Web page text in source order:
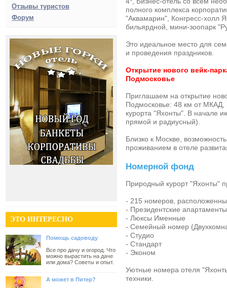
Отзывы туристов
Форум
ЭТО ИНТЕРЕСНО
Помощь садоводу
Все про дачу и огород. Что
можно вырастить на даче
или дома? Советы и опыт.
А может в Питер?
полного комплекса
"Аквамарин", Конгресс-холл
бильярдной, мини-зоопарк
Это идеальное место для
и проведения праздников.
Открытие нового вейк-
Подмосковье
Приглашаем на открытие
Подмосковье: 48 км от МКАД,
курорта "Яхонты". В начале
прямой и радиусный).
Близко к Москве,
проживанием в отеле
Номерной фонд
Природный курорт "Яхонты"
- 215 номеров,
- Президентские
- Люксы Именные
- Семейный номер
- Студио
- Стандарт
- Эконом
Уютные номера отеля
техники.